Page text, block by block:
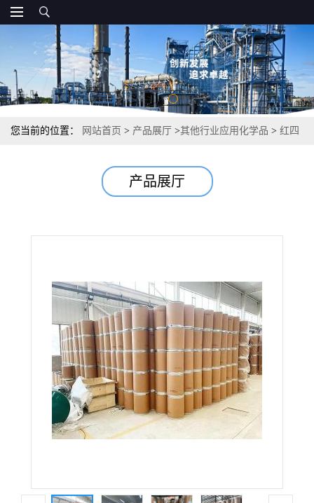
您当前的位置： 网站首页 > 产品展厅 >其他行业应用化学品 > 红四
产品展厅